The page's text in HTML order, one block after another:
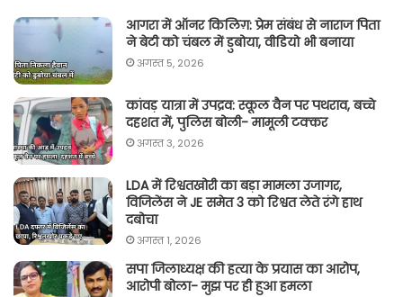
आगरा में ऑनर किलिग़: प्रेम संबंध से नाराज पिता
ने बेटी को चंबल में डुबोया, वीडियो भी बनाया
अगस्त 5, 2026
कांवड़ यात्रा में उपद्रव: स्कूल वैन पर पथराव, बच्चे
दहशत में, पुलिस बोली- मामूली टक्कर
अगस्त 3, 2026
LDA में रिश्वतखोरी का बड़ा मामला उजागर,
विजिलेंस ने JE समेत 3 को रिश्वत लेते रंगे हाथ
दबोचा
अगस्त 1, 2026
सपा जिलाध्यक्ष की हत्या के प्रयास का आरोप,
आरोपी बोला- मुझ पर ही हुआ हमला